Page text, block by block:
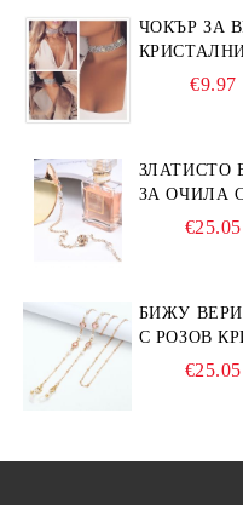
ЧОКЪР ЗА
€9.97
ЗЛАТИСТО
ЗА ОЧИЛА
КАМЪНИ И
€25.05
БИЖУ
С РОЗОВ
€25.05